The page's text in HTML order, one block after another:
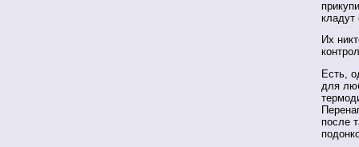
кладут
Их
Есть,
для
после